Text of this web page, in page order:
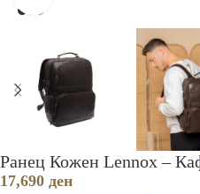
Ранец Кожен Lennox –
17,690 ден